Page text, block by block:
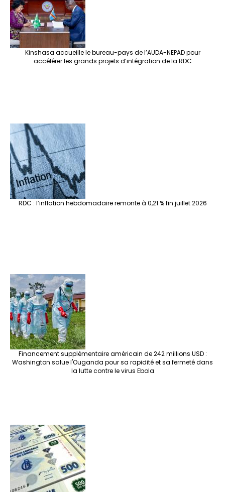
Kinshasa accueille le bureau-pays de l’AUDA-NEPAD pour
accélérer les grands projets d’intégration de la RDC
RDC : l’inflation hebdomadaire remonte à 0,21 % fin juillet 2026
Financement supplémentaire américain de 242 millions USD :
Washington salue l'Ouganda pour sa rapidité et sa fermeté dans
la lutte contre le virus Ebola